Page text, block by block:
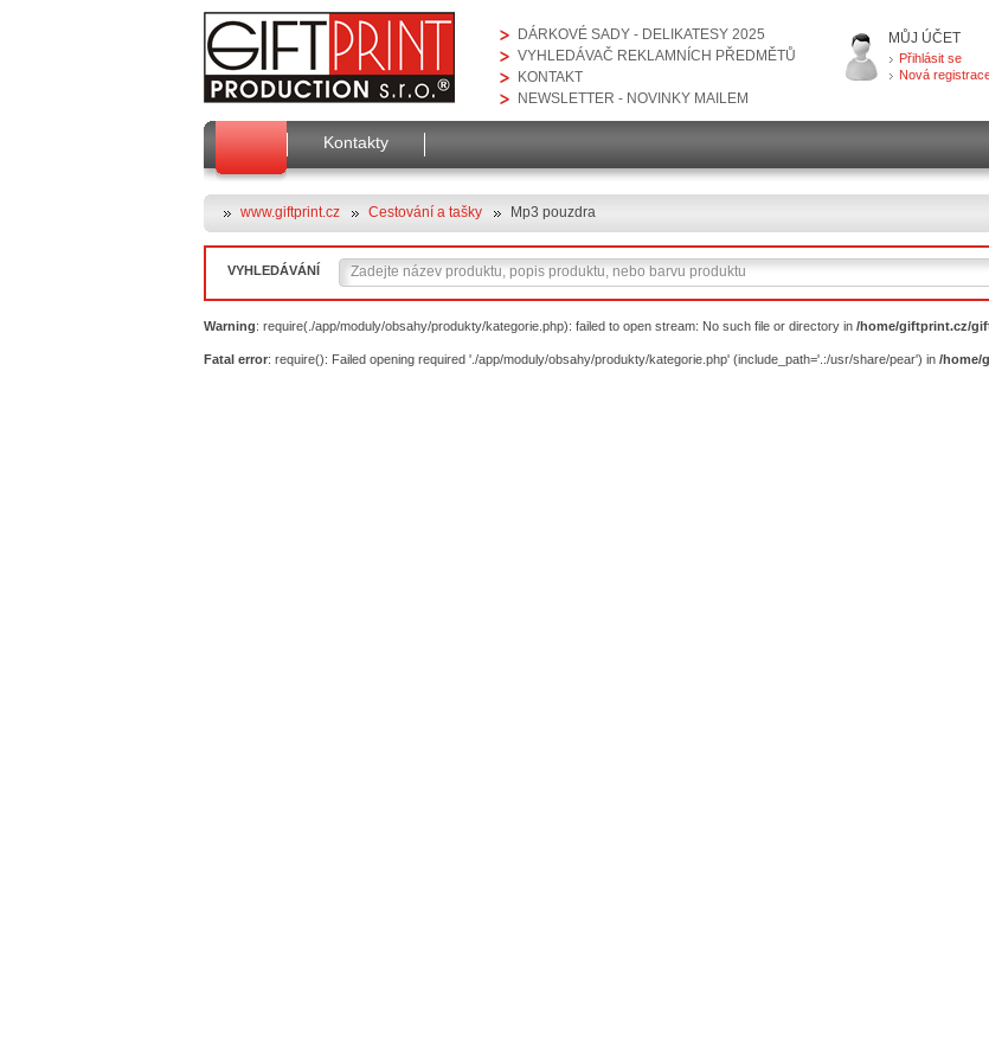
DÁRKOVÉ SADY - DELIKATESY 2025
VYHLEDÁVAČ REKLAMNÍCH PŘEDMĚTŮ
KONTAKT
NEWSLETTER - NOVINKY MAILEM
MŮJ ÚČET
Přihlásit se
Nová
Kontakty
www.giftprint.cz Cestování a tašky Mp3 pouzdra
VYHLEDÁVÁNÍ
Warning: require(./app/moduly/obsahy/produkty/kategorie.php): failed to open stream: No such file or directory in /home/giftprint.cz/
Fatal error: require(): Failed opening required './app/moduly/obsahy/produkty/kategorie.php' (include_path='.:/usr/share/pear') in /home/